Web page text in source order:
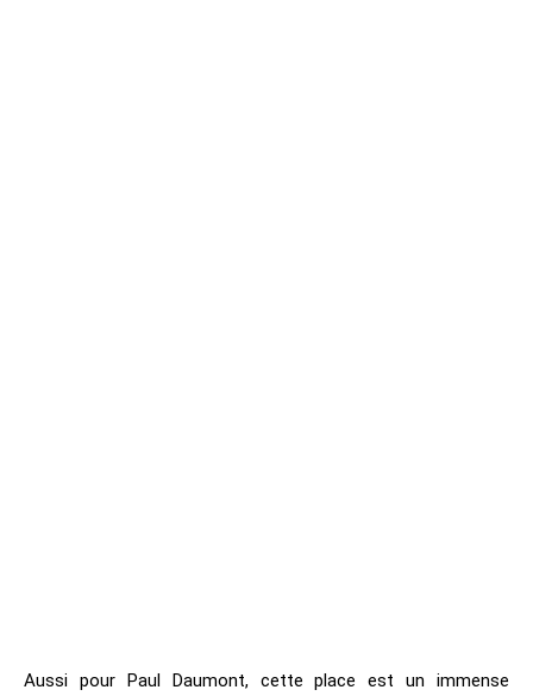
Aussi pour Paul Daumont, cette place est un immense